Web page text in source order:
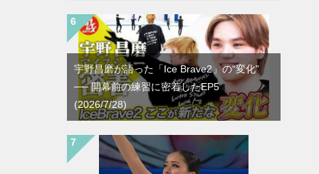
宇野昌磨が語った「Ice Brave2」の“変化”
── 開幕前の練習に密着したEP5
(2026/7/28)